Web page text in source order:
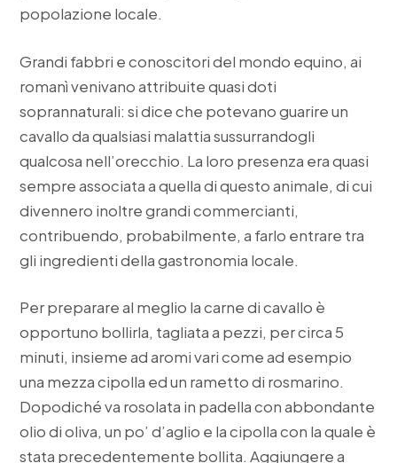
popolazione locale.
Grandi fabbri e conoscitori del mondo equino, ai
romanì venivano attribuite quasi doti
soprannaturali: si dice che potevano guarire un
cavallo da qualsiasi malattia sussurrandogli
qualcosa nell’orecchio. La loro presenza era quasi
sempre associata a quella di questo animale, di cui
divennero inoltre grandi commercianti,
contribuendo, probabilmente, a farlo entrare tra
gli ingredienti della gastronomia locale.
Per preparare al meglio la carne di cavallo è
opportuno bollirla, tagliata a pezzi, per circa 5
minuti, insieme ad aromi vari come ad esempio
una mezza cipolla ed un rametto di rosmarino.
Dopodiché va rosolata in padella con abbondante
olio di oliva, un po’ d’aglio e la cipolla con la quale è
stata precedentemente bollita. Aggiungere a